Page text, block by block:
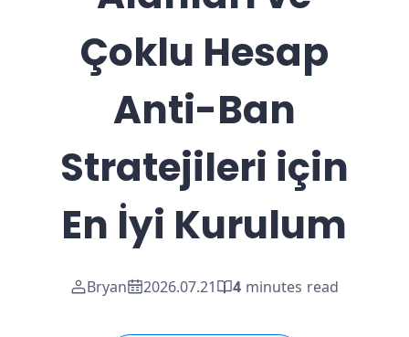
Çoklu Hesap
Anti-Ban
Stratejileri için
En İyi Kurulum
Bryan 2026.07.21 4 minutes read